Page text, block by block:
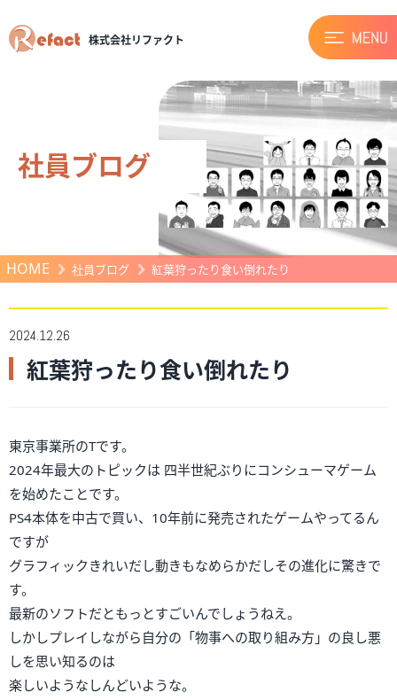
株式会社リファクト
社員ブログ
HOME 社員ブログ 紅葉狩ったり食い倒れたり
2024.12.26
紅葉狩ったり食い倒れたり
東京事業所のTです。
2024年最大のトピックは 四半世紀ぶりにコンシューマゲーム
を始めたことです。
PS4本体を中古で買い、10年前に発売されたゲームやってるん
ですが
グラフィックきれいだし動きもなめらかだしその進化に驚きで
す。
最新のソフトだともっとすごいんでしょうねえ。
しかしプレイしながら自分の「物事への取り組み方」の良し悪
しを思い知るのは
楽しいようなしんどいような。